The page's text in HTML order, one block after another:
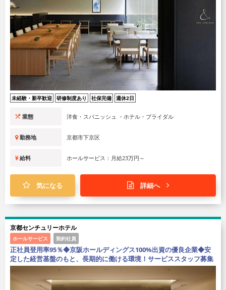
未経験・新卒歓迎 研修制度あり 社保完備 週休2日
業態 洋食・スパニッシュ ・ホテル・ブライダル
勤務地 京都市下京区
給料 ホールサービス：月給23万円～
気になる 詳細へ
京都センチュリーホテル
ホールサービス 契約社員
正社員登用率95％◆京阪ホールディングス100%出資の優良企業◆安
定した経営基盤のもと、長期的に働ける環境！サービススタッフ募集